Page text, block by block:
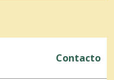
Contacto